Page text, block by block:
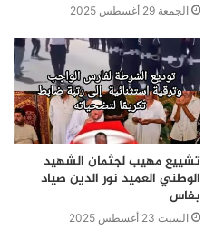
الجمعة 29 أغسطس 2025
تشييع مهيب لجثمان الشهيد
الوطني العميد نور الدين صياد
بفاس
السبت 23 أغسطس 2025